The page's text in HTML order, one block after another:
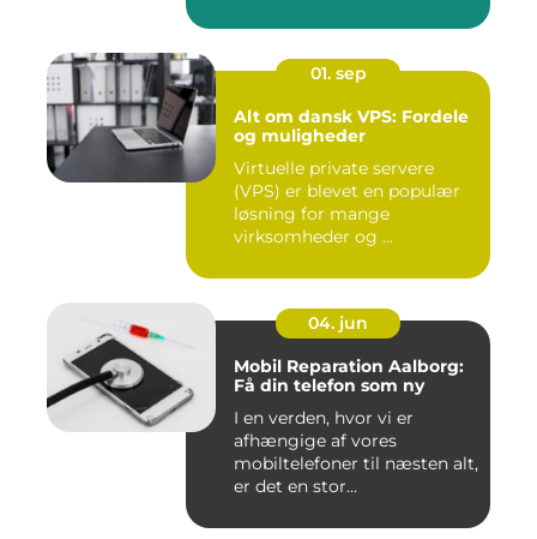
01. sep
Alt om dansk VPS: Fordele
og muligheder
Virtuelle private servere
(VPS) er blevet en populær
løsning for mange
virksomheder og ...
04. jun
Mobil Reparation Aalborg:
Få din telefon som ny
I en verden, hvor vi er
afhængige af vores
mobiltelefoner til næsten alt,
er det en stor...